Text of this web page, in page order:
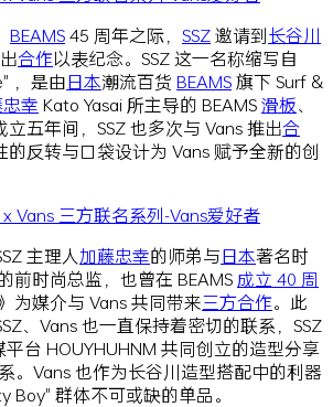
BEAMS45 周年之际， SSZ邀请到长谷川
合作以表纪念。SSZ 这一名称缩写自
，是由日本潮流百货 BEAMS旗下 Surf &
幸 Kato Yasai 所主导的 BEAMS滑板、
立五年间，SSZ 也多次与 Vans 推出合
的反转与口袋设计为 Vans 赋予全新的创
主理人加藤忠幸的师弟与日本著名时
前时尚总监，也曾在 BEAMS 成立 40 周
为媒介与 Vans 共同带来三方合作。此
、Vans 也一直保持着密切的联系，SSZ
台 HOUYHUHNM 共同创立的造型分享
。Vans 也作为长谷川造型搭配中的利器
Boy" 群体不可或缺的单品。